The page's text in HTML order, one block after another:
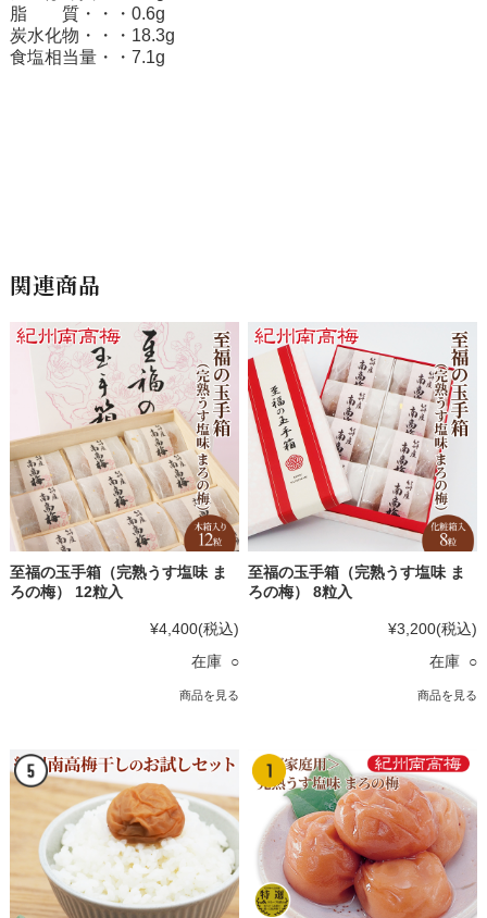
脂 質・・・0.6g
炭水化物・・・18.3g
食塩相当量・・7.1g
関連商品
至福の玉手箱（完熟うす塩味 ま
ろの梅） 12粒入
¥4,400(税込)
在庫 ○
商品を見る
至福の玉手箱（完熟うす塩味 ま
ろの梅） 8粒入
¥3,200(税込)
在庫 ○
商品を見る